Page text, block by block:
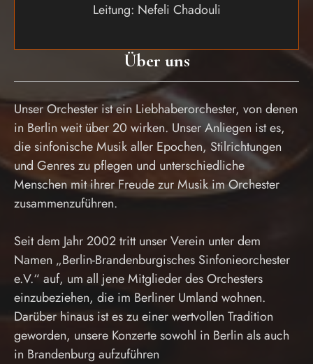
Über uns
Unser Orchester ist ein Liebhaberorchester, von denen
in Berlin weit über 20 wirken. Unser Anliegen ist es,
die sinfonische Musik aller Epochen, Stilrichtungen
und Genres zu pflegen und unterschiedliche
Menschen mit ihrer Freude zur Musik im Orchester
zusammenzuführen.
Seit dem Jahr 2002 tritt unser Verein unter dem
Namen „Berlin-Brandenburgisches Sinfonieorchester
e.V.“ auf, um all jene Mitglieder des Orchesters
einzubeziehen, die im Berliner Umland wohnen.
Darüber hinaus ist es zu einer wertvollen Tradition
geworden, unsere Konzerte sowohl in Berlin als auch
in Brandenburg aufzuführen
Leitung: Nefeli Chadouli